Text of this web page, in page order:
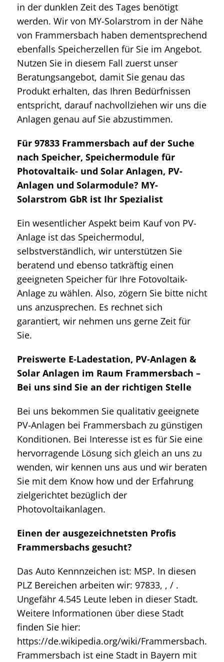
in der dunklen Zeit des Tages benötigt
werden. Wir von MY-Solarstrom in der Nähe
von Frammersbach haben dementsprechend
ebenfalls Speicherzellen für Sie im Angebot.
Nutzen Sie in diesem Fall zuerst unser
Beratungsangebot, damit Sie genau das
Produkt erhalten, das Ihren Bedürfnissen
entspricht, darauf nachvollziehen wir uns die
Anlagen genau auf Sie abzustimmen.
Für 97833 Frammersbach auf der Suche
nach Speicher, Speichermodule für
Photovaltaik- und Solar Anlagen, PV-
Anlagen und Solarmodule? MY-
Solarstrom GbR ist Ihr Spezialist
Ein wesentlicher Aspekt beim Kauf von PV-
Anlage ist das Speichermodul,
selbstverständlich, wir unterstützen Sie
beratend und ebenso tatkräftig einen
geeigneten Speicher für Ihre Fotovoltaik-
Anlage zu wählen. Also, zögern Sie bitte nicht
uns anzusprechen. Es rechnet sich
garantiert, wir nehmen uns gerne Zeit für
Sie.
Preiswerte E-Ladestation, PV-Anlagen &
Solar Anlagen im Raum Frammersbach –
Bei uns sind Sie an der richtigen Stelle
Bei uns bekommen Sie qualitativ geeignete
PV-Anlagen bei Frammersbach zu günstigen
Konditionen. Bei Interesse ist es für Sie eine
hervorragende Lösung sich gleich an uns zu
wenden, wir kennen uns aus und wir beraten
Sie mit dem Know how und der Erfahrung
zielgerichtet bezüglich der
Photovoltaikanlagen.
Einen der ausgezeichnetsten Profis
Frammersbachs gesucht?
Das Auto Kennnzeichen ist: MSP. In diesen
PLZ Bereichen arbeiten wir: 97833, , / .
Ungefähr 4.545 Leute leben in dieser Stadt.
Weitere Informationen über diese Stadt
finden Sie hier:
https://de.wikipedia.org/wiki/Frammersbach.
Frammersbach ist eine Stadt in Bayern mit